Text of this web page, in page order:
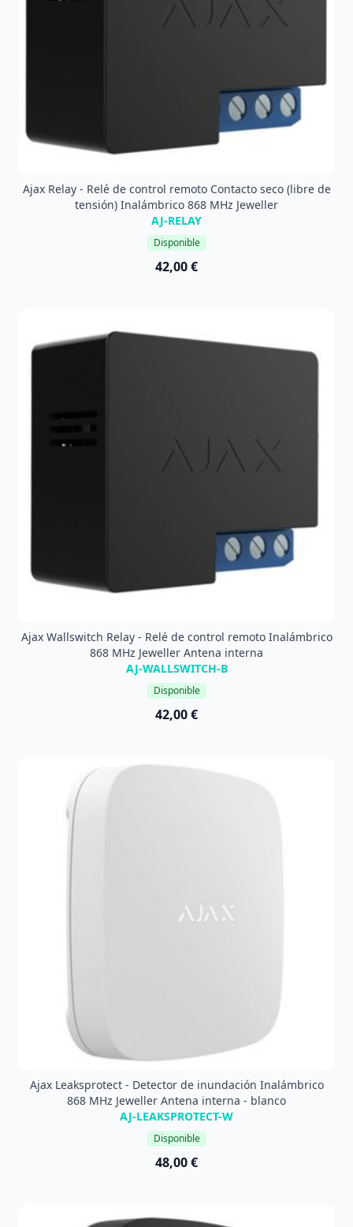
Ajax Relay - Relé de control remoto Contacto seco (libre de
tensión) Inalámbrico 868 MHz Jeweller
AJ-RELAY
Disponible
42,00 €
Ajax Wallswitch Relay - Relé de control remoto Inalámbrico
868 MHz Jeweller Antena interna
AJ-WALLSWITCH-B
Disponible
42,00 €
Ajax Leaksprotect - Detector de inundación Inalámbrico
868 MHz Jeweller Antena interna - blanco
AJ-LEAKSPROTECT-W
Disponible
48,00 €